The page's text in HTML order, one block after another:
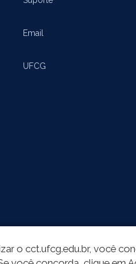
Email
UFCG
o cct.ufcg.edu.br, você